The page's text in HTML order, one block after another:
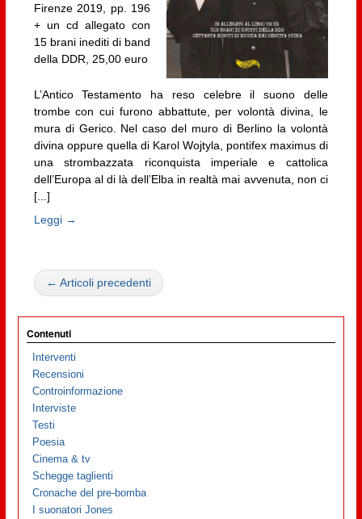
Firenze 2019, pp. 196
+ un cd allegato con
15 brani inediti di band
della DDR, 25,00 euro
L’Antico Testamento ha reso celebre il suono delle
trombe con cui furono abbattute, per volontà divina, le
mura di Gerico. Nel caso del muro di Berlino la volontà
divina oppure quella di Karol Wojtyla, pontifex maximus di
una strombazzata riconquista imperiale e cattolica
dell’Europa al di là dell’Elba in realtà mai avvenuta, non ci
[...]
Leggi →
← Articoli precedenti
Contenuti
Interventi
Recensioni
Controinformazione
Interviste
Testi
Poesia
Cinema & tv
Schegge taglienti
Cronache del pre-bomba
I suonatori Jones